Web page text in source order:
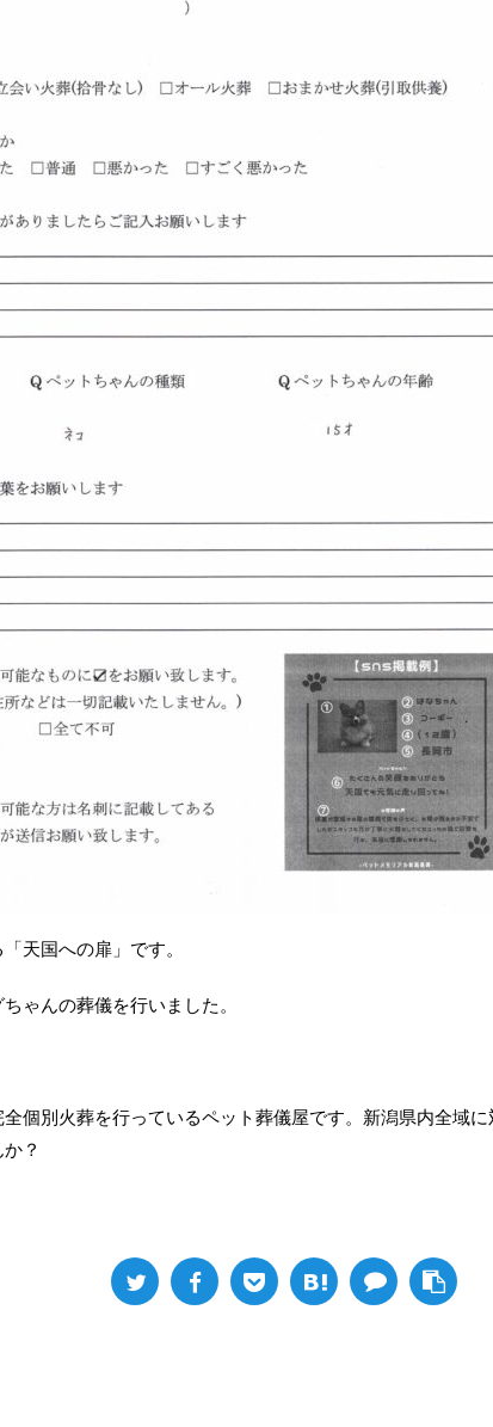
天国への扉」です。
ゃんの葬儀を行いました。
個別火葬を行っているペット葬儀屋です。新潟県内全域
？